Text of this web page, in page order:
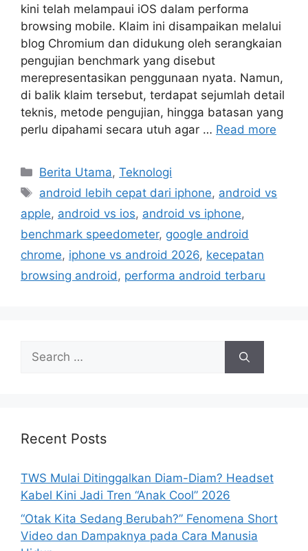
kini telah melampaui iOS dalam performa
browsing mobile. Klaim ini disampaikan melalui
blog Chromium dan didukung oleh serangkaian
pengujian benchmark yang disebut
merepresentasikan penggunaan nyata. Namun,
di balik klaim tersebut, terdapat sejumlah detail
teknis, metode pengujian, hingga batasan yang
perlu dipahami secara utuh agar … Read more
C
a
e
g
o
r
Berita Utama,Teknologi
T
a
s
android lebih cepat dari iphone, android vs
apple, android vs ios, android vs iphone,
benchmark speedometer, google android
chrome, iphone vs android 2026, kecepatan
browsing android, performa android terbaru
h
r
:
Recent Posts
TWS Mulai Ditinggalkan Diam-Diam? Headset
Kabel Kini Jadi Tren “Anak Cool” 2026
“Otak Kita Sedang Berubah?” Fenomena Short
Video dan Dampaknya pada Cara Manusia